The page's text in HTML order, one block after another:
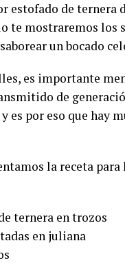
estofado de ternera
te mostraremos los
un bocado
es importante
de
es por eso que hay
la receta
ternera en trozos
en juliana